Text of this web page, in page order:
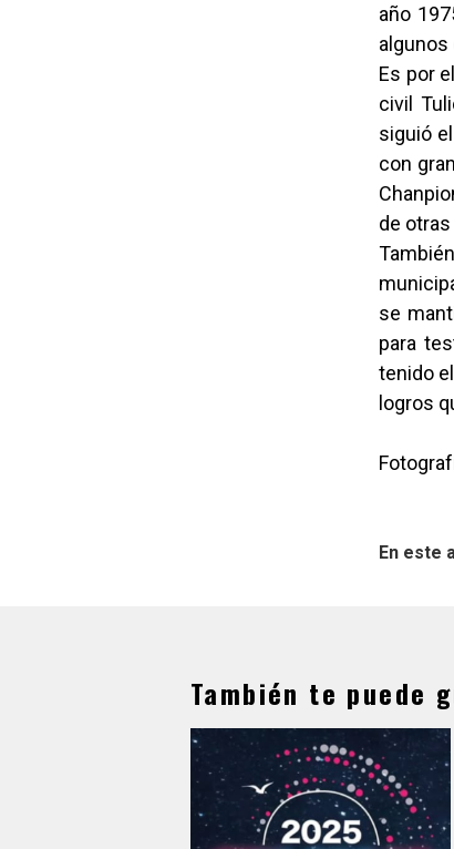
año
algunos
Es por
civil
siguió
con
de
se
para
tenido
logros
En este
También te puede